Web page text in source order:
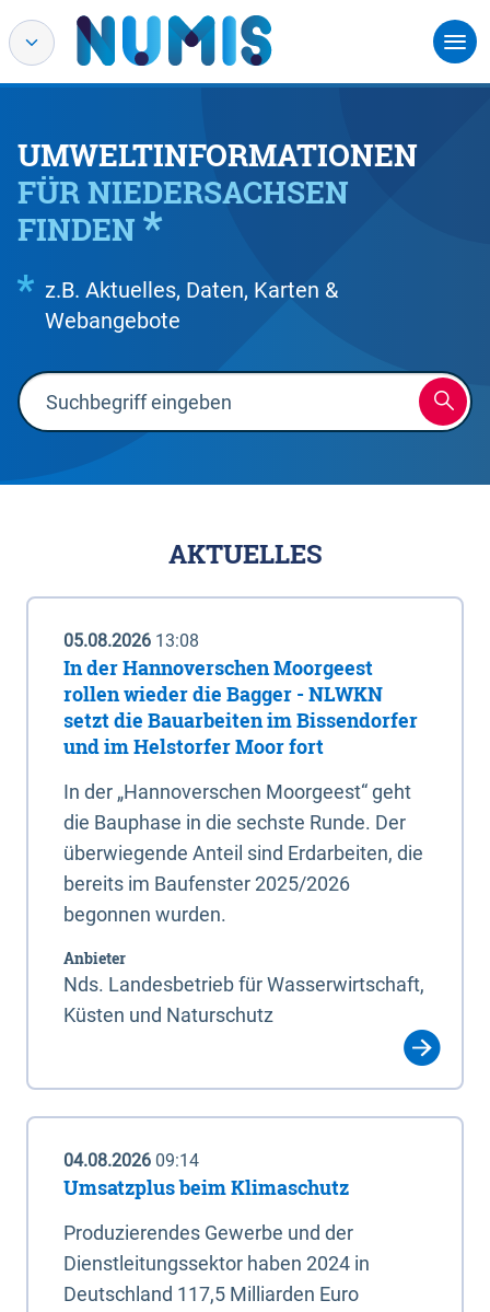
UMWELTINFORMATIONEN
FÜR NIEDERSACHSEN
FINDEN
z.B. Aktuelles, Daten, Karten &
Webangebote
AKTUELLES
05.08.2026 13:08
In der Hannoverschen Moorgeest
rollen wieder die Bagger - NLWKN
setzt die Bauarbeiten im Bissendorfer
und im Helstorfer Moor fort
In der „Hannoverschen Moorgeest“ geht
die Bauphase in die sechste Runde. Der
überwiegende Anteil sind Erdarbeiten, die
bereits im Baufenster 2025/2026
begonnen wurden.
Anbieter
Nds. Landesbetrieb für Wasserwirtschaft,
Küsten und Naturschutz
04.08.2026 09:14
Umsatzplus beim Klimaschutz
Produzierendes Gewerbe und der
Dienstleitungssektor haben 2024 in
Deutschland 117,5 Milliarden Euro